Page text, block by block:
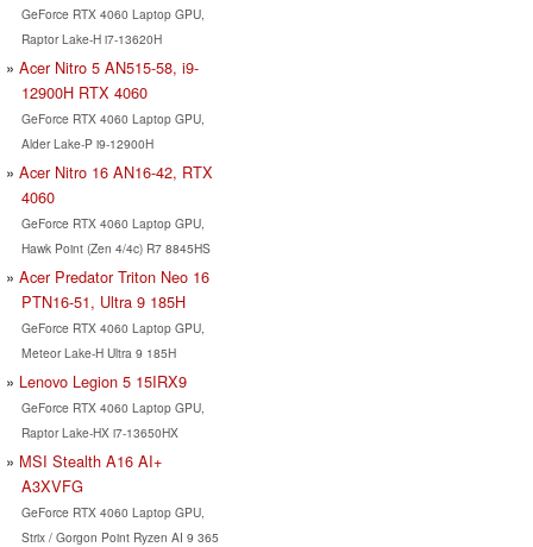
GeForce RTX 4060 Laptop GPU,
Raptor Lake-H i7-13620H
Acer Nitro 5 AN515-58, i9-
12900H RTX 4060
GeForce RTX 4060 Laptop GPU,
Alder Lake-P i9-12900H
Acer Nitro 16 AN16-42, RTX
4060
GeForce RTX 4060 Laptop GPU,
Hawk Point (Zen 4/4c) R7 8845HS
Acer Predator Triton Neo 16
PTN16-51, Ultra 9 185H
GeForce RTX 4060 Laptop GPU,
Meteor Lake-H Ultra 9 185H
Lenovo Legion 5 15IRX9
GeForce RTX 4060 Laptop GPU,
Raptor Lake-HX i7-13650HX
MSI Stealth A16 AI+
A3XVFG
GeForce RTX 4060 Laptop GPU,
Strix / Gorgon Point Ryzen AI 9 365